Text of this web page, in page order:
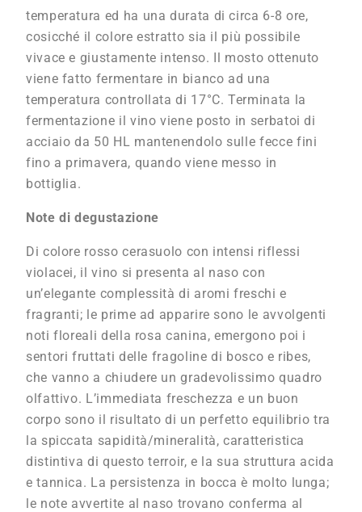
temperatura ed ha una durata di circa 6-8 ore,
cosicché il colore estratto sia il più possibile
vivace e giustamente intenso. Il mosto ottenuto
viene fatto fermentare in bianco ad una
temperatura controllata di 17°C. Terminata la
fermentazione il vino viene posto in serbatoi di
acciaio da 50 HL mantenendolo sulle fecce fini
fino a primavera, quando viene messo in
bottiglia.
Note di degustazione
Di colore rosso cerasuolo con intensi riflessi
violacei, il vino si presenta al naso con
un’elegante complessità di aromi freschi e
fragranti; le prime ad apparire sono le avvolgenti
noti floreali della rosa canina, emergono poi i
sentori fruttati delle fragoline di bosco e ribes,
che vanno a chiudere un gradevolissimo quadro
olfattivo. L’immediata freschezza e un buon
corpo sono il risultato di un perfetto equilibrio tra
la spiccata sapidità/mineralità, caratteristica
distintiva di questo terroir, e la sua struttura acida
e tannica. La persistenza in bocca è molto lunga;
le note avvertite al naso trovano conferma al